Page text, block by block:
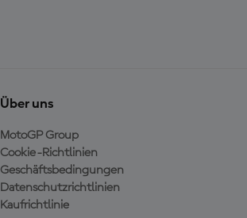
Über uns
MotoGP Group
Cookie-Richtlinien
Geschäftsbedingungen
Datenschutzrichtlinien
Kaufrichtlinie